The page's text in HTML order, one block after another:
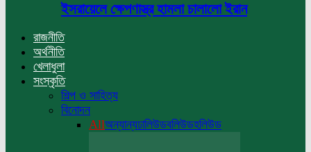
ইসরায়েলে ক্ষেপণাস্ত্র হামলা চালালো ইরান
রাজনীতি
অর্থনীতি
খেলাধুলা
সংস্কৃতি
শিল্প ও সাহিত্য
বিনোদন
Allঅন্যান্যঢালিউডবলিউডহলিউড